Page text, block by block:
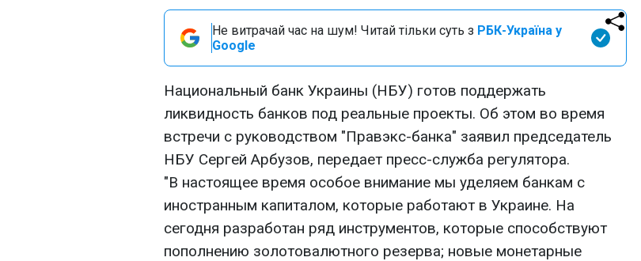
Не витрачай час на шум! Читай тільки суть з РБК-Україна у
Google
Национальный банк Украины (НБУ) готов поддержать
ликвидность банков под реальные проекты. Об этом во время
встречи с руководством "Правэкс-банка" заявил председатель
НБУ Сергей Арбузов, передает пресс-служба регулятора.
"В настоящее время особое внимание мы уделяем банкам с
иностранным капиталом, которые работают в Украине. На
сегодня разработан ряд инструментов, которые способствуют
пополнению золотовалютного резерва; новые монетарные